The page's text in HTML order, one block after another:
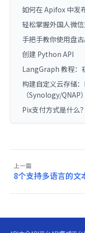
如何在 Apifox 中发
轻松掌握外国人微
手把手教你使用盘
创建 Python API
LangGraph 教程：
构建自定义云存储
（Synology/QNAP）
Pix支付方式是什么
上一篇
8个支持多语言的文